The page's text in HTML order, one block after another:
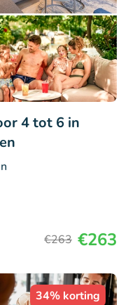
4 tot 6 in
€263 €263
34% korting